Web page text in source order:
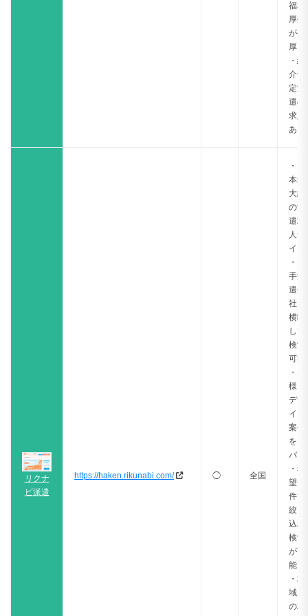
福利
厚生
が手
厚い
・紹
介予
定派
遣の
求人
あり
リクナ
ビ派遣
https://haken.rikunabi.com/ ◯ 全国
・日
本最
大級
の派
遣求
人サ
イト
・大
手派
遣会
社を
横断
して
検索
可能
・多
様な
デザ
イン
案件
をカ
バー
・希
望条
件で
絞り
込み
検索
が可
能
・地
域別
の求